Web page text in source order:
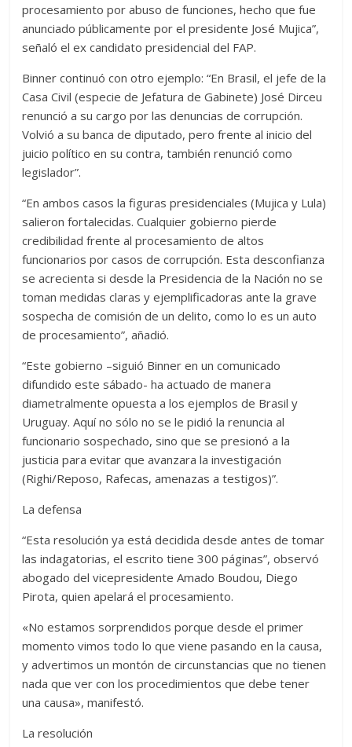
procesamiento por abuso de funciones, hecho que fue
anunciado públicamente por el presidente José Mujica”,
señaló el ex candidato presidencial del FAP.
Binner continuó con otro ejemplo: “En Brasil, el jefe de la
Casa Civil (especie de Jefatura de Gabinete) José Dirceu
renunció a su cargo por las denuncias de corrupción.
Volvió a su banca de diputado, pero frente al inicio del
juicio político en su contra, también renunció como
legislador”.
“En ambos casos la figuras presidenciales (Mujica y Lula)
salieron fortalecidas. Cualquier gobierno pierde
credibilidad frente al procesamiento de altos
funcionarios por casos de corrupción. Esta desconfianza
se acrecienta si desde la Presidencia de la Nación no se
toman medidas claras y ejemplificadoras ante la grave
sospecha de comisión de un delito, como lo es un auto
de procesamiento”, añadió.
“Este gobierno –siguió Binner en un comunicado
difundido este sábado- ha actuado de manera
diametralmente opuesta a los ejemplos de Brasil y
Uruguay. Aquí no sólo no se le pidió la renuncia al
funcionario sospechado, sino que se presionó a la
justicia para evitar que avanzara la investigación
(Righi/Reposo, Rafecas, amenazas a testigos)”.
La defensa
“Esta resolución ya está decidida desde antes de tomar
las indagatorias, el escrito tiene 300 páginas”, observó
abogado del vicepresidente Amado Boudou, Diego
Pirota, quien apelará el procesamiento.
«No estamos sorprendidos porque desde el primer
momento vimos todo lo que viene pasando en la causa,
y advertimos un montón de circunstancias que no tienen
nada que ver con los procedimientos que debe tener
una causa», manifestó.
La resolución